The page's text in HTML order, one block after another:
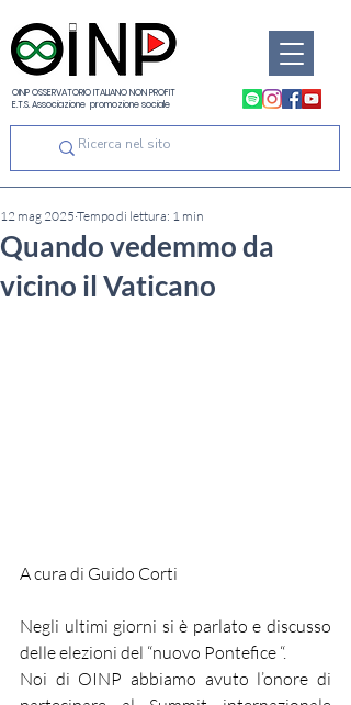
OINP OSSERVATORIO ITALIANO NON PROFIT
E.T.S. Associazione promozione sociale
Quando vedemmo da
vicino il Vaticano
12 mag 2025 Tempo di lettura: 1 min
A cura di Guido Corti
Negli ultimi giorni si è parlato e discusso
delle elezioni del “nuovo Pontefice “.
Noi di OINP abbiamo avuto l’onore di